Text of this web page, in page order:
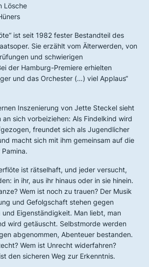
Lösche
ist seit 1982 fester Bestandteil des
Sie erzählt vom Älterwerden, von
und schwierigen
der Hamburg-Premiere erhielten
und das Orchester (…) viel Applaus“
Inszenierung von Jette Steckel sieht
an sich vorbeiziehen: Als Findelkind wird
freundet sich als Jugendlicher
macht sich mit ihm gemeinsam auf die
ist rätselhaft, und jeder versucht,
in ihr, aus ihr hinaus oder in sie hinein.
Wem ist noch zu trauen? Der Musik
und Gefolgschaft stehen gegen
Eigenständigkeit. Man liebt, man
wird getäuscht. Selbstmorde werden
abgenommen, Abenteuer bestanden.
Wem ist Unrecht widerfahren?
den sicheren Weg zur Erkenntnis.